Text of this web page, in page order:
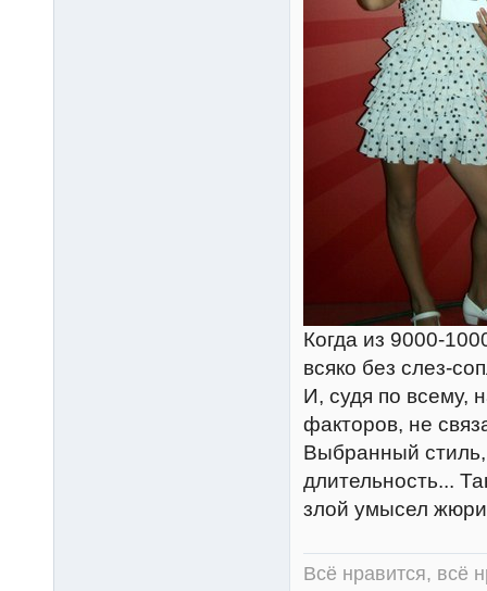
Когда из 9000-
всяко без слез-
И, судя по всему,
факторов, не
Выбранный
длительность...
злой умысел
Всё нравится, всё